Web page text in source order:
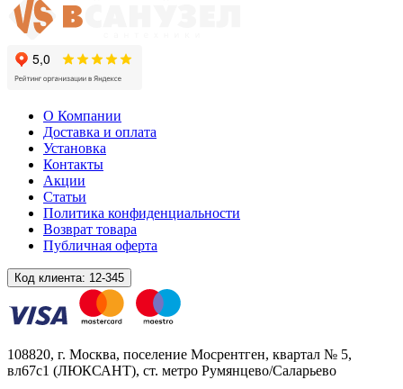
О Компании
Доставка и оплата
Установка
Контакты
Акции
Статьи
Политика конфиденциальности
Возврат товара
Публичная оферта
Код клиента: 12-345
108820, г. Москва, поселение Мосрентген, квартал № 5,
вл67с1 (ЛЮКСАНТ), ст. метро Румянцево/Саларьево